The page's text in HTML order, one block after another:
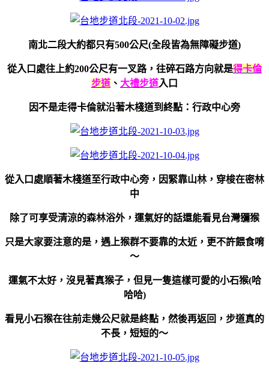
南北二段大約都只有500公尺(全段皆為無障礙步道)
從入口處往上約200公尺有一叉路，往碎石路方向就是得卡倫
步道 、 大禮步道入口
因不是走得卡倫就沿著木棧道到終點：行政中心旁
從入口處順著木棧道至行政中心旁，因緊靠山林，穿梭在密林
中
除了可享受清涼的森林浴外，運氣好的話還能看見台灣獼猴
只是大家要注意的是，遇上猴群不要靠的太近，更不許餵食唷
～
運氣不太好，沒見著真猴子，但見一隻這樣可愛的小石猴(哈
哈哈)
看見小石猴在往前走幾公尺就是終點，然後再返回，步道真的
不長，短短的～